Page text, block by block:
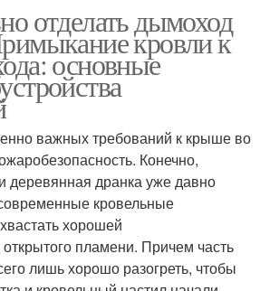
отделать дымоход
кровли к
основные
важных требований к крыше во
Конечно,
дранка уже давно
кровельные
хорошей
пламени. Причем часть
лишь хорошо разогреть, чтобы